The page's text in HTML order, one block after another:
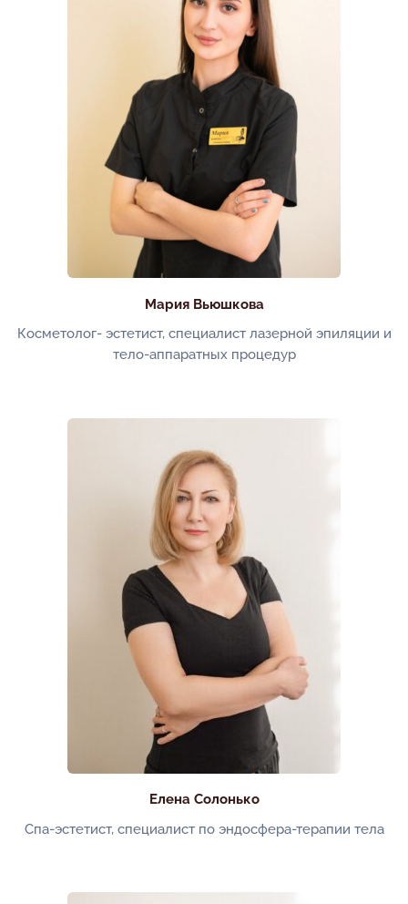
Мария Вьюшкова
Косметолог- эстетист, специалист лазерной эпиляции и
тело-аппаратных процедур
Елена Солонько
Спа-эстетист, специалист по эндосфера-терапии тела